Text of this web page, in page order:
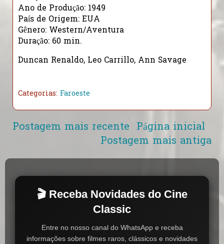
Ano de Produção: 1949
País de Origem: EUA
Gênero: Western/Aventura
Duração: 60 min.
Duncan Renaldo, Leo Carrillo, Ann Savage
Categorias: Faroeste
Postagem mais recente
Postagem mais antiga
Página inicial
🎬 Receba Novidades do Cine
Classic
Entre no nosso canal do WhatsApp e receba
informações sobre filmes raros, clássicos e novidades